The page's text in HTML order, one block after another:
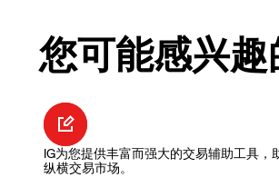
您可能感兴
IG为您提供丰富而强大的交易辅助工具，
纵横交易市场。